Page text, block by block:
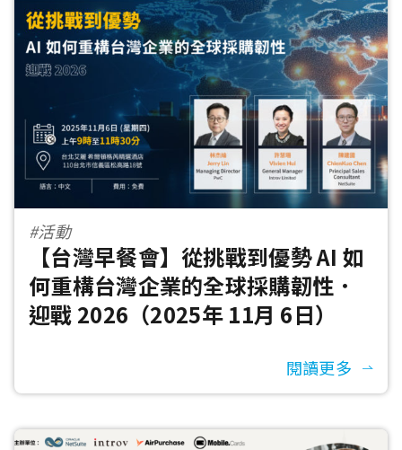
#活動
【台灣早餐會】從挑戰到優勢 AI 如
何重構台灣企業的全球採購韌性．
迎戰 2026（2025年 11月 6日）
閱讀更多